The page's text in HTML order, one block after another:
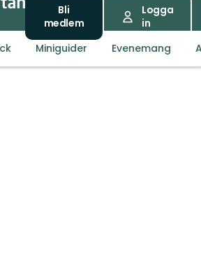
Bli
medlem
Logga
in
Miniguider Evenemang